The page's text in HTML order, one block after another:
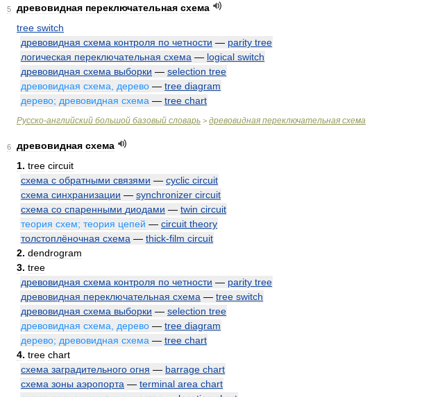
5 древовидная переключательная схема
tree switch
древовидная схема контроля по четности — parity tree
логическая переключательная схема — logical switch
древовидная схема выборки — selection tree
древовидная схема дерево — tree diagram
дерево; древовидная схема — tree chart
Русско-английский большой базовый словарь > древовидная переключательная схема
6 древовидная схема
1. tree circuit
схема с обратными связями — cyclic circuit
схема синхранизации — synchronizer circuit
схема со спаренными диодами — twin circuit
теория схем; теория цепей — circuit theory
толстоплёночная схема — thick-film circuit
2. dendrogram
3. tree
древовидная схема контроля по четности — parity tree
древовидная переключательная схема — tree switch
древовидная схема выборки — selection tree
древовидная схема дерево — tree diagram
дерево; древовидная схема — tree chart
4. tree chart
схема заградительного огня — barrage chart
схема зоны аэропорта — terminal area chart